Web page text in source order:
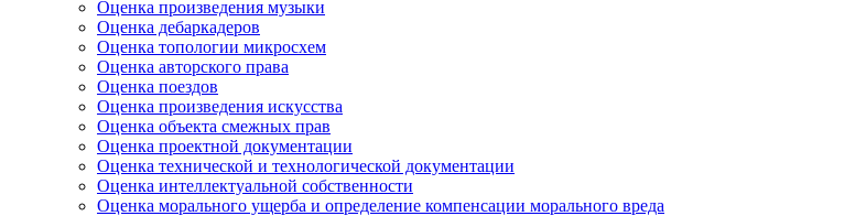
Оценка произведения музыки
Оценка дебаркадеров
Оценка топологии микросхем
Оценка авторского права
Оценка поездов
Оценка произведения искусства
Оценка объекта смежных прав
Оценка проектной документации
Оценка технической и технологической документации
Оценка интеллектуальной собственности
Оценка морального ущерба и определение компенсации морального вреда